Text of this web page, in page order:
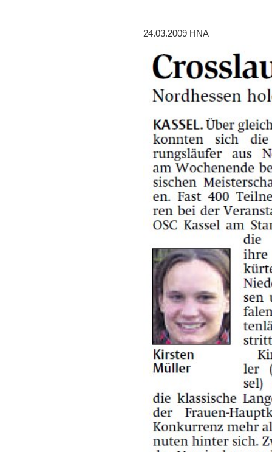
24.03.2009 HNA